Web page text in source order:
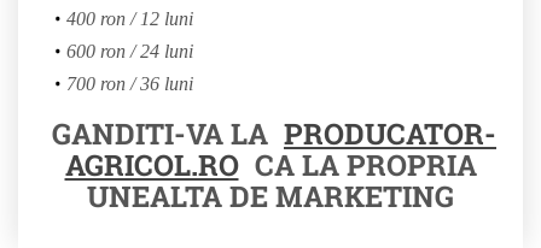
400 ron / 12 luni
600 ron / 24 luni
700 ron / 36 luni
GANDITI-VA LA PRODUCATOR-
AGRICOL.RO CA LA PROPRIA
UNEALTA DE MARKETING